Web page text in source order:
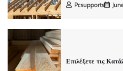
Pcsupports
Επιλέξετε τις